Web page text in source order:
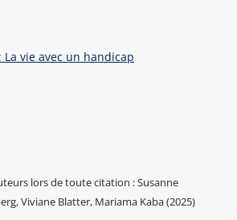
La vie avec un handicap
lors de toute citation : Susanne
Viviane Blatter, Mariama Kaba (2025)